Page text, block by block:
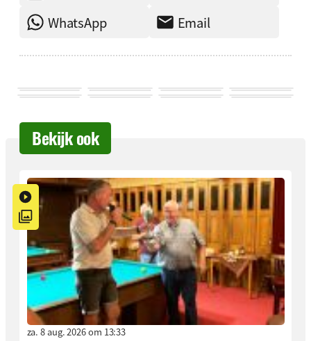
WhatsApp
Email
Bekijk ook
za. 8 aug. 2026 om 13:33